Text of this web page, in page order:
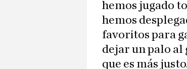
hemos jugado
hemos
favoritos para
dejar un palo al
que es más